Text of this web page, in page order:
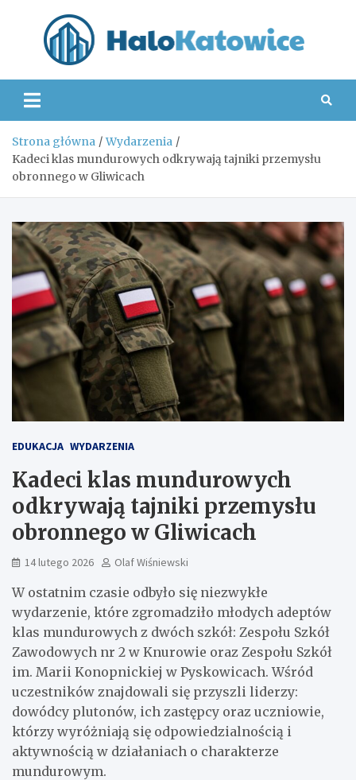
Strona główna
Wydarzenia
Kadeci klas mundurowych odkrywają tajniki przemysłu
obronnego w Gliwicach
EDUKACJA WYDARZENIA
Kadeci klas mundurowych
odkrywają tajniki przemysłu
obronnego w Gliwicach
14 lutego 2026 Olaf Wiśniewski
W ostatnim czasie odbyło się niezwykłe
wydarzenie, które zgromadziło młodych adeptów
klas mundurowych z dwóch szkół: Zespołu Szkół
Zawodowych nr 2 w Knurowie oraz Zespołu Szkół
im. Marii Konopnickiej w Pyskowicach. Wśród
uczestników znajdowali się przyszli liderzy:
dowódcy plutonów, ich zastępcy oraz uczniowie,
którzy wyróżniają się odpowiedzialnością i
aktywnością w działaniach o charakterze
mundurowym.